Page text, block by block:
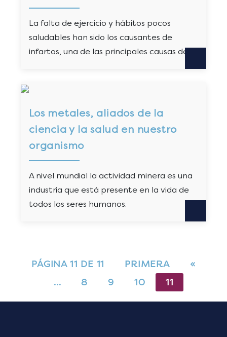
La falta de ejercicio y hábitos pocos
saludables han sido los causantes de
infartos, una de las principales causas de…
Los metales, aliados de la
ciencia y la salud en nuestro
organismo
A nivel mundial la actividad minera es una
industria que está presente en la vida de
todos los seres humanos.
PÁGINA 11 DE 11 PRIMERA
«
…
8 9 10 11